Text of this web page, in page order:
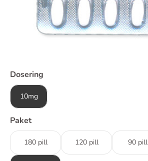
Dosering
10mg
Paket
180 pill 120 pill 90 pill